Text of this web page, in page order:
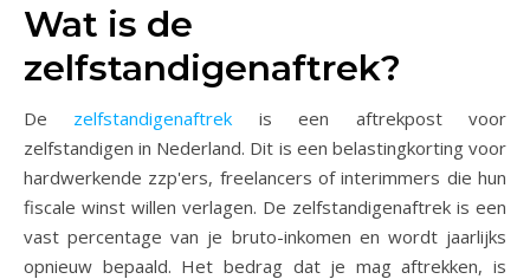
Wat is de
zelfstandigenaftrek?
De zelfstandigenaftrek is een aftrekpost voor
zelfstandigen in Nederland. Dit is een belastingkorting voor
hardwerkende zzp'ers, freelancers of interimmers die hun
fiscale winst willen verlagen. De zelfstandigenaftrek is een
vast percentage van je bruto-inkomen en wordt jaarlijks
opnieuw bepaald. Het bedrag dat je mag aftrekken, is